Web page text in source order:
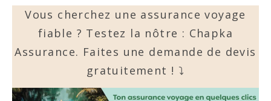
Vous cherchez une assurance voyage
fiable ? Testez la nôtre : Chapka
Assurance. Faites une demande de devis
gratuitement ! ⤵️